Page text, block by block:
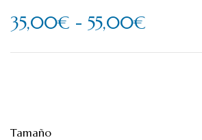
35,00€ - 55,00€
Tamaño